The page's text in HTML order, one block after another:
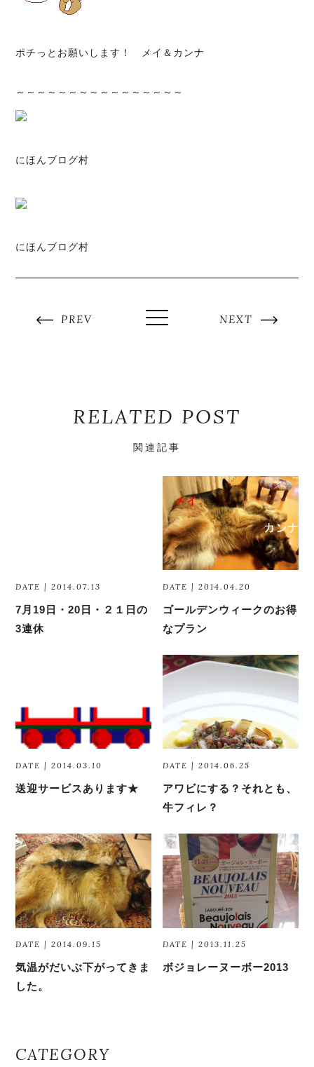
ポチっとお願いします！ メイ＆カンナ
～～～～～～～～～～～～～～～～
にほんブログ村
にほんブログ村
PREV NEXT
RELATED POST
関連記事
DATE | 2014.07.13
7月19日・20日・２１日の
3連休
DATE | 2014.04.20
ゴールデンウィークのお得
なプラン
DATE | 2014.03.10
送迎サービスあります★
DATE | 2014.06.25
アワビにする？それとも、
牛フィレ？
DATE | 2014.09.15
気温がだいぶ下がってきま
した。
DATE | 2013.11.25
ボジョレーヌーボー2013
CATEGORY